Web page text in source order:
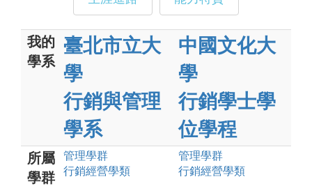
我的
學系
臺北市立大
學
行銷與管理
學系
中國文化大
學
行銷學士學
位學程
所屬
學群
管理學群
行銷經營學類
管理學群
行銷經營學類